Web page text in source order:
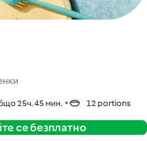
25ч. 45 мин. 12 portions
се безплатно